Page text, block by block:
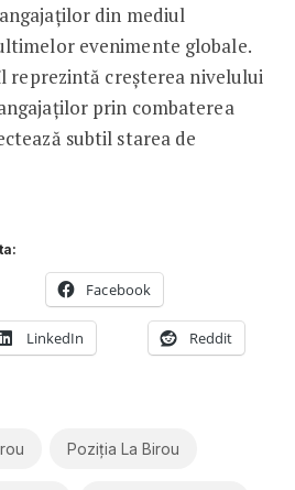
din mediul
evenimente globale.
reprezintă creșterea nivelului
prin combaterea
subtil starea de
Facebook
LinkedIn Reddit
Poziția La Birou